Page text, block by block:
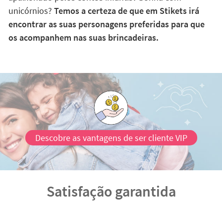
unicórnios? Temos a certeza de que em Stikets irá
encontrar as suas personagens preferidas para que
os acompanhem nas suas brincadeiras.
Descobre as vantagens de ser cliente VIP
Satisfação garantida